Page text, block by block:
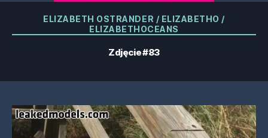
Kategorie
ELIZABETH OSTRANDER / ELIZABETHO /
ELIZABETHOCEANS
Zdjęcie #83